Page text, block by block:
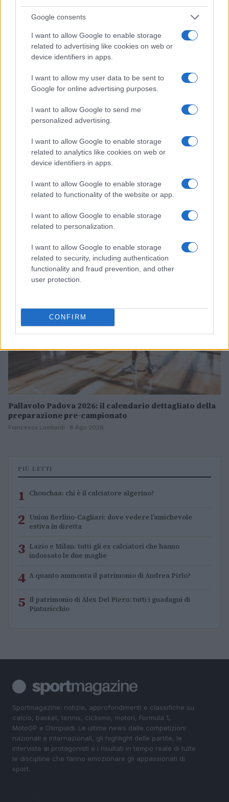
Google consents
I want to allow Google to enable storage
related to advertising like cookies on web or
device identifiers in apps.
I want to allow my user data to be sent to
Google for online advertising purposes.
I want to allow Google to send me
personalized advertising.
I want to allow Google to enable storage
related to analytics like cookies on web or
device identifiers in apps.
I want to allow Google to enable storage
related to functionality of the website or app.
I want to allow Google to enable storage
related to personalization.
I want to allow Google to enable storage
related to security, including authentication
functionality and fraud prevention, and other
user protection.
CONFIRM
Parma Calcio: Touré è ufficiale, dettagli sul
trasferimento dall’Atalanta
Andrea Conforti · 8 Ago 2026
CALCIO
Trofeo Doppio Malto: guida completa per seguire
Parma-Sampdoria
Pallavolo Padova 2026: il calendario dettagliato della
preparazione pre-campionato
Francesca Lombardi · 8 Ago 2026
PIÙ LETTI
1 Chouchaa: chi è il calciatore algerino?
2 Union Berlino-Cagliari: dove vedere l’amichevole
estiva in diretta
3 Lazio e Milan: tutti gli ex calciatori che hanno
indossato le due maglie
4 A quanto ammonta il patrimonio di Andrea Pirlo?
5 Il patrimonio di Alex Del Piero: tutti i guadagni di
Pinturicchio
Sportmagazine: notizie, approfondimenti e classifiche su
calcio, basket, tennis, ciclismo, motori, Formula 1,
MotoGP e Olimpiadi. Le ultime news dalle competizioni
nazionali e internazionali, gli highlight delle partite, le
interviste ai protagonisti e i risultati in tempo reale di tutte
le discipline che fanno emozionare gli appassionati di
sport.